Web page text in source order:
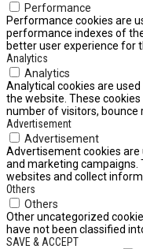
Performance
Performance cookies are
performance indexes of
better user experience for
Analytics
Analytics
Analytical cookies are
the website. These
number of visitors, bounce
Advertisement
Advertisement
Advertisement cookies
and marketing campaigns.
websites and collect
Others
Others
Other uncategorized
have not been classified
SAVE & ACCEPT